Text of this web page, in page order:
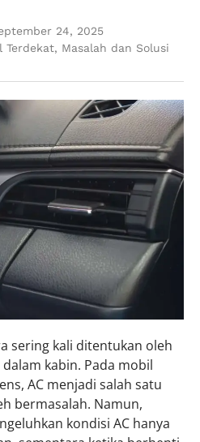
24, 2025
Terdekat, Masalah dan Solusi
sering kali ditentukan oleh
kabin. Pada mobil
AC menjadi salah satu
bermasalah. Namun,
kondisi AC hanya